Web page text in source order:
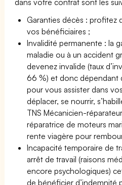
Garanties décès : profitez
vos bénéficiaires ;
Invalidité permanente : la
maladie ou à un accident
devenez invalide (taux
66 %) et donc dépendant
pour vous assister dans
déplacer, se nourrir,
TNS Mécanicien-
réparatrice de moteurs
rente viagère pour
Incapacité temporaire de
arrêt de travail (raisons
encore psychologiques)
de bénéficier d’indemnité